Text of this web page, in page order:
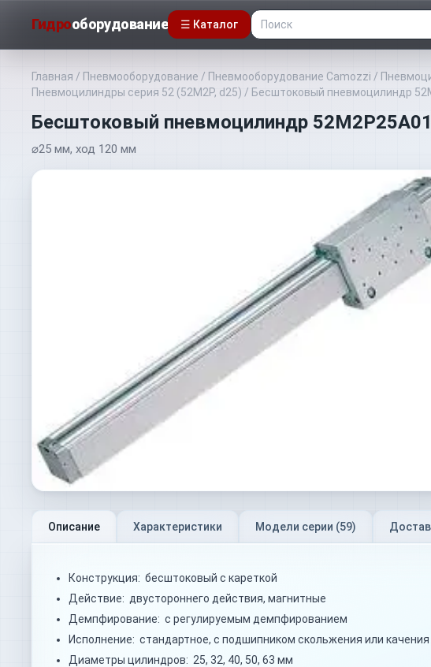
Гидрооборудование ☰ Каталог
Главная / Пневмооборудование / Пневмооборудование Camozzi /
Пневмоцилиндры серия 52 (52M2P, d25) / Бесштоковый пневмоцилиндр
Бесштоковый пневмоцилиндр
⌀25 мм, ход 120 мм
Описание Характеристики Модели серии (59)
Конструкция: бесштоковый с кареткой
Действие: двустороннего действия, магнитные
Демпфирование: с регулируемым демпфированием
Исполнение: стандартное, с подшипником скольжения или качения
Диаметры цилиндров: 25, 32, 40, 50, 63 мм